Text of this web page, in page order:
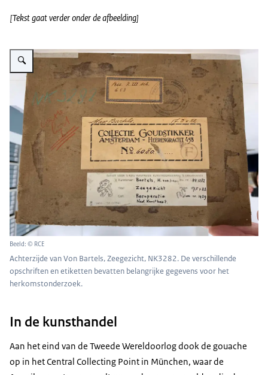
[Tekst gaat verder onder de afbeelding]
Vergroot afbeelding Achterkant van een schilderij met opschriften en
Beeld: © RCE
Achterzijde van Von Bartels, Zeegezicht, NK3282. De verschillende
opschriften en etiketten bevatten belangrijke gegevens voor het
herkomstonderzoek.
In de kunsthandel
Aan het eind van de Tweede Wereldoorlog dook de gouache
op in hetCentral Collecting Point in München, waar de